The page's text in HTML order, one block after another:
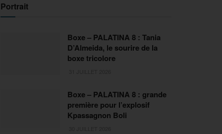
Portrait
Boxe – PALATINA 8 : Tania
D’Almeida, le sourire de la
boxe tricolore
Boxe – PALATINA 8 : grande
première pour l’explosif
Kpassagnon Boli